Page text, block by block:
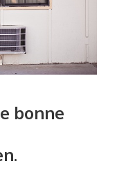
bonne